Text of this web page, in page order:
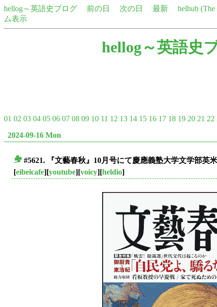
hellog～英語史ブログ 前の日 次の日 最新
helhub
ム表示
hellog～英語史
01 02 03 04 05 06 07 08 09 10 11 12 13 14 15 16 17 18 19 20 21 22
2024-09-16 Mon
#5621. 『文藝春秋』10月号にて慶應義塾大学文学部英
[eibeicafe][youtube][voicy][heldio]